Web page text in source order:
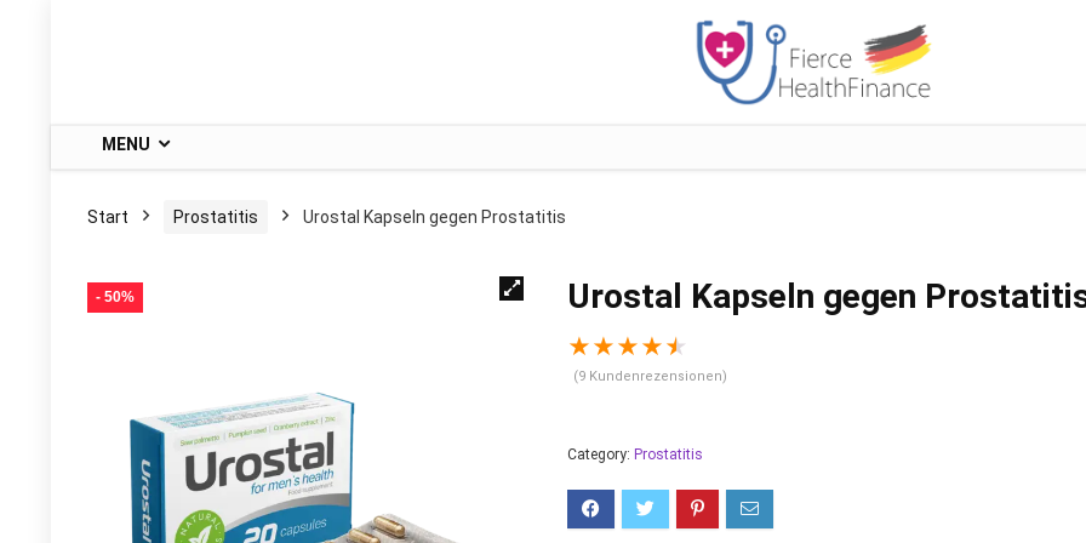
MENU
Start Prostatitis Urostal Kapseln gegen Prostatitis
- 50% Urostal Kapseln gegen
★★★★★
(9 Kundenrezensionen)
Category: Prostatitis